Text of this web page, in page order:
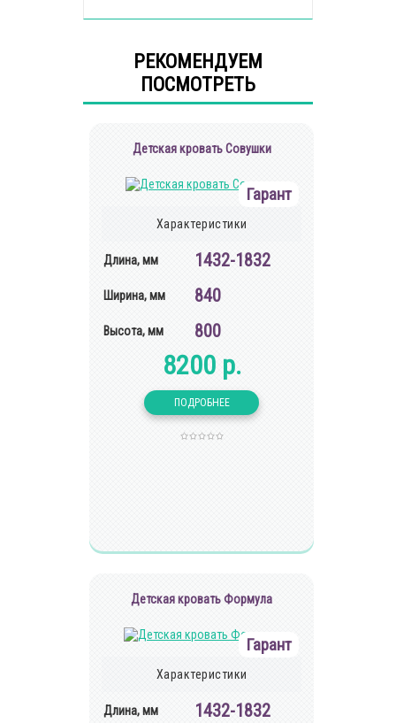
РЕКОМЕНДУЕМ
ПОСМОТРЕТЬ
Детская кровать Совушки
Гарант
Характеристики
Длина, мм 1432-1832
Ширина, мм 840
Высота, мм 800
8200 р.
Детская кровать Формула
Гарант
Характеристики
Длина, мм 1432-1832